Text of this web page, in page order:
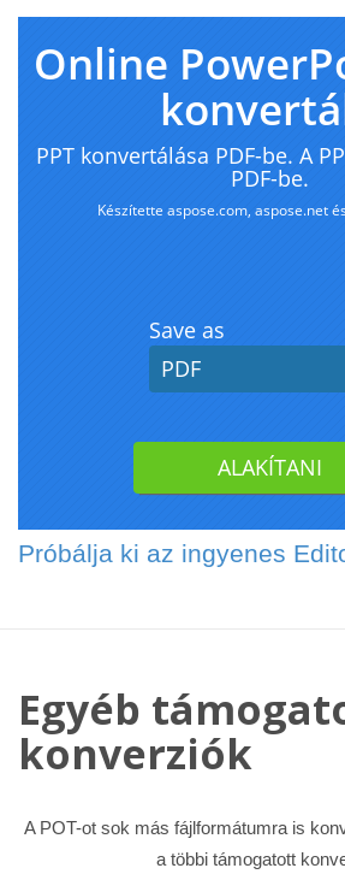
Próbálja ki az ingyenes
Egyéb
konverziók
A POT-ot sok más fájlformátumra is
a többi támogatott